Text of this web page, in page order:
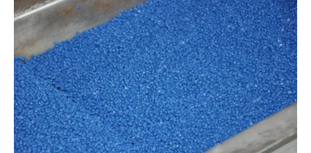
歐民族邁向永續發展的核心基因。根據2018年瑞典環保標
章組織（Ecolabelling Sweden）數據統計，在北歐，有
60%消費者認為改變自己的消費行為能夠正面影響環境品
質。而且，有超過一半的消費者，時常會思考消費行為對
於氣候及環境的影響。影響所及，企業也必須妥善擬定永
續策略，以符合民眾期待，達成提升社會價值與避開財務
風險的永續目標。瑞典不論是學術界、產業界或民間，都
大力實踐友善環